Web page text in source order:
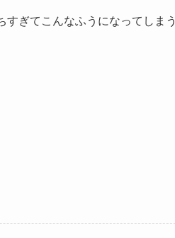
すぎてこんなふうになってしま